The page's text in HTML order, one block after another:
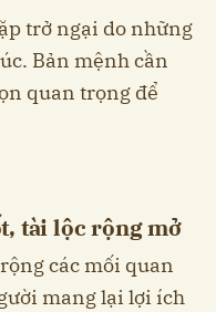
trở ngại do những
Bản mệnh cần
quan trọng để
tài lộc rộng mở
các mối quan
mang lại lợi ích